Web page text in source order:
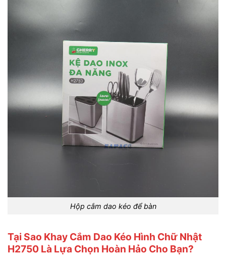
Hộp cắm dao kéo để bàn
Tại Sao Khay Cắm Dao Kéo Hình Chữ Nhật
H2750 Là Lựa Chọn Hoàn Hảo Cho Bạn?